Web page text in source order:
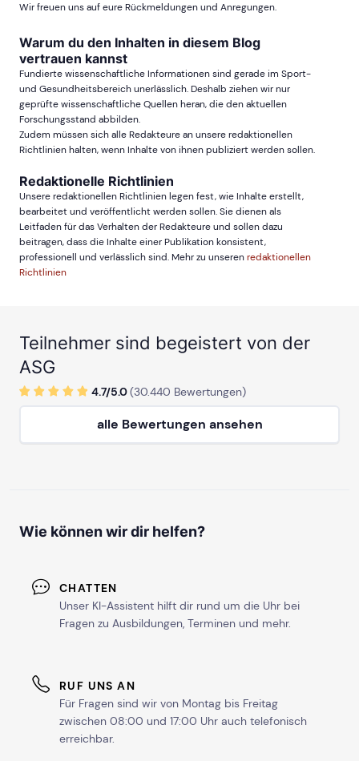
Wir freuen uns auf eure Rückmeldungen und Anregungen.
Warum du den Inhalten in diesem Blog
vertrauen kannst
Fundierte wissenschaftliche Informationen sind gerade im Sport-
und Gesundheitsbereich unerlässlich. Deshalb ziehen wir nur
geprüfte wissenschaftliche Quellen heran, die den aktuellen
Forschungsstand abbilden.
Zudem müssen sich alle Redakteure an unsere redaktionellen
Richtlinien halten, wenn Inhalte von ihnen publiziert werden sollen.
Redaktionelle Richtlinien
Unsere redaktionellen Richtlinien legen fest, wie Inhalte erstellt,
bearbeitet und veröffentlicht werden sollen. Sie dienen als
Leitfaden für das Verhalten der Redakteure und sollen dazu
beitragen, dass die Inhalte einer Publikation konsistent,
professionell und verlässlich sind. Mehr zu unserenredaktionellen
Richtlinien
Teilnehmer sind begeistert von der
ASG
4.7/5.0(30.440 Bewertungen)
alle Bewertungen ansehen
Wie können wir dir helfen?
CHATTEN
Unser KI-Assistent hilft dir rund um die Uhr bei
Fragen zu Ausbildungen, Terminen und mehr.
RUF UNS AN
Für Fragen sind wir von Montag bis Freitag
zwischen 08:00 und 17:00 Uhr auch telefonisch
erreichbar.